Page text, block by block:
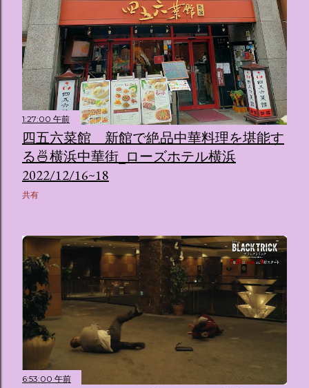
1:27:00 午前
四五六菜館 新館で絶品中華料理を堪能す
る🍜横浜中華街_ローズホテル横浜
2022/12/16~18
共有
6:53:00 午前